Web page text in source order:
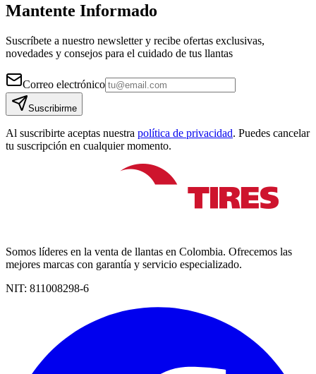
Mantente Informado
Suscríbete a nuestro newsletter y recibe ofertas exclusivas,
novedades y consejos para el cuidado de tus llantas
Correo electrónico
Suscribirme
Al suscribirte aceptas nuestra política de privacidad. Puedes cancelar
tu suscripción en cualquier momento.
Somos líderes en la venta de llantas en Colombia. Ofrecemos las
mejores marcas con garantía y servicio especializado.
NIT: 811008298-6